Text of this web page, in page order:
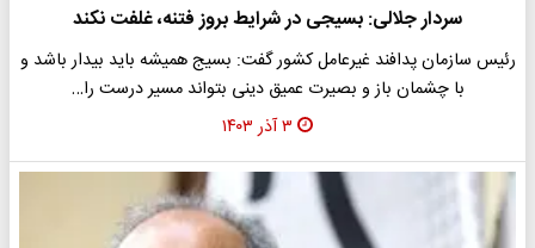
سردار جلالی: بسیجی در شرایط بروز فتنه، غلفت نکند
رئیس سازمان پدافند غیرعامل کشور گفت: بسیج همیشه باید بیدار باشد و
با چشمان باز و بصیرت عمیق دینی بتواند مسیر درست را…
۳ آذر ۱۴۰۳